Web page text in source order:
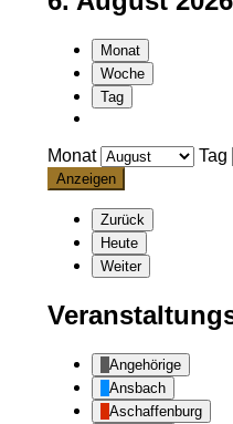
Monat
Woche
Tag
Monat Tag
Zurück
Heute
Weiter
Angehörige
Ansbach
Aschaffenburg